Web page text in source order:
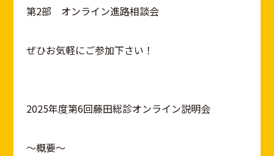
第2部 オンライン進路相談会
ぜひお気軽にご参加下さい！
2025年度第6回藤田総診オンライン説明会
～概要～